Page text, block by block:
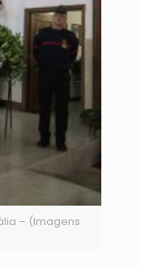
– (Imagens